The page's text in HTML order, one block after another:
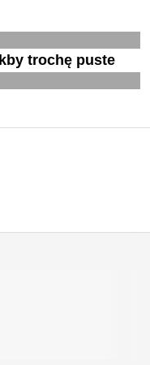
trochę puste